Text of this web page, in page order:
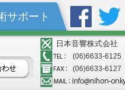
サポート
日本音響株式会社
(06)6633-6125
(06)6633-6127